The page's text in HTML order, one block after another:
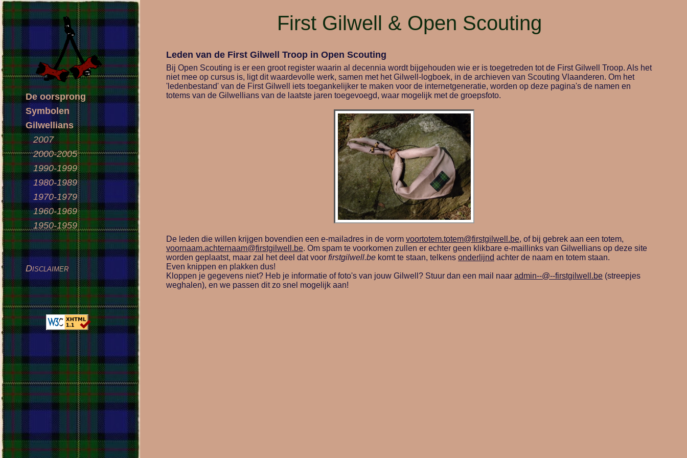
First Gilwell & Open Scouting
Leden van de First Gilwell Troop in Open Scouting
Bij Open Scouting is er een groot register waarin al decennia wordt bijgehouden wie er is toegetreden tot de First Gilwell Troop. Als het
niet mee op cursus is, ligt dit waardevolle werk, samen met het Gilwell-logboek, in de archieven van Scouting Vlaanderen. Om het
'ledenbestand' van de First Gilwell iets toegankelijker te maken voor de internetgeneratie, worden op deze pagina's de namen en
totems van de Gilwellians van de laatste jaren toegevoegd, waar mogelijk met de groepsfoto.
De leden die willen krijgen bovendien een e-mailadres in de vorm voortotem.totem@firstgilwell.be, of bij gebrek aan een totem,
voornaam.achternaam@firstgilwell.be. Om spam te voorkomen zullen er echter geen klikbare e-maillinks van Gilwellians op deze site
worden geplaatst, maar zal het deel dat voor firstgilwell.be komt te staan, telkens onderlijnd achter de naam en totem staan.
Even knippen en plakken dus!
Kloppen je gegevens niet? Heb je informatie of foto's van jouw Gilwell? Stuur dan een mail naar admin--@--firstgilwell.be (streepjes
weghalen), en we passen dit zo snel mogelijk aan!
De oorsprong
Symbolen
Gilwellians
2007
2000-2005
1990-1999
1980-1989
1970-1979
1960-1969
1950-1959
Disclaimer